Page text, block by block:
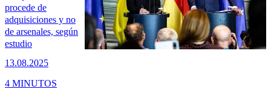
procede de
adquisiciones y no
de arsenales, según
estudio
13.08.2025
4 MINUTOS